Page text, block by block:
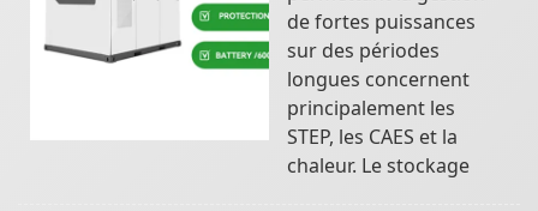
de fortes puissances
sur des périodes
longues concernent
principalement les
STEP, les CAES et la
chaleur. Le stockage